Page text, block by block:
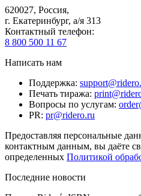
620027, Россия,
г. Екатеринбург, а/я 313
Контактный телефон:
8 800 500 11 67
Написать нам
Поддержка:
Печать тиража:
Вопросы по услугам:
PR: pr@ridero.ru
Предоставляя персональные
контактным данным, вы даёте
определенных Политикой
Последние новости